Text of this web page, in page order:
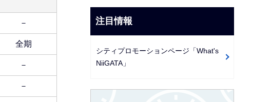
－
全期
－
－
注目情報
シティプロモーションページ「What's
NiiGATA」